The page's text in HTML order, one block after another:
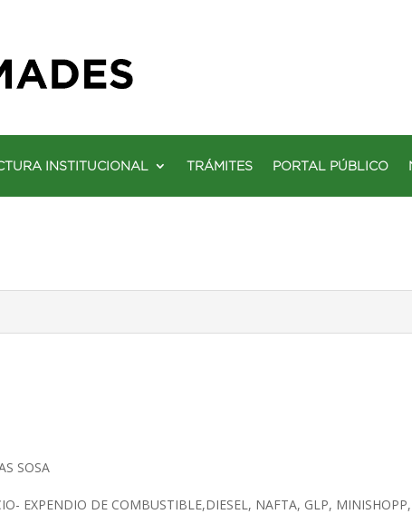
INSTITUCIONAL TRÁMITES PORTAL PÚBLICO
SOSA
EXPENDIO DE COMBUSTIBLE,DIESEL, NAFTA, GLP,